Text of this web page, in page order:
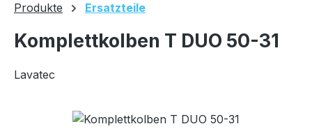
Produkte Ersatzteile
Komplettkolben T DUO 50-31
Lavatec
Bildergalerie überspringen